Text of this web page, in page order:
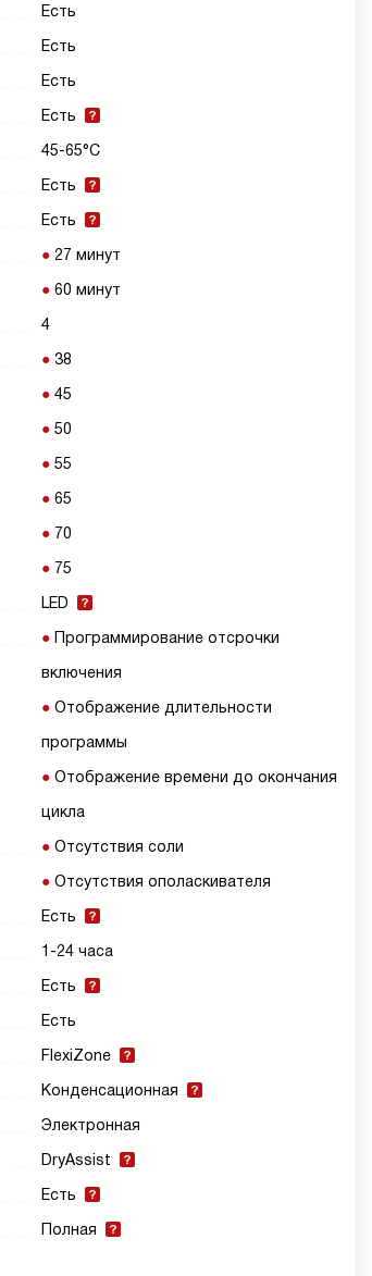
Есть
Есть
Есть
Есть
45-65°С
Есть
Есть
27 минут
60 минут
4
38
45
50
55
65
70
75
LED
Программирование отсрочки
включения
Отображение длительности
программы
Отображение времени до окончания
цикла
Отсутствия соли
Отсутствия ополаскивателя
Есть
1-24 часа
Есть
Есть
FlexiZone
Конденсационная
Электронная
DryAssist
Есть
Полная